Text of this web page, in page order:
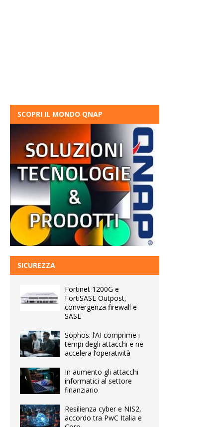
SCOPRI IL MONDO QNAP
SICUREZZA
Fortinet 1200G e
FortiSASE Outpost,
convergenza firewall e
SASE
Sophos: l’AI comprime i
tempi degli attacchi e ne
accelera l’operatività
In aumento gli attacchi
informatici al settore
finanziario
Resilienza cyber e NIS2,
accordo tra PwC Italia e